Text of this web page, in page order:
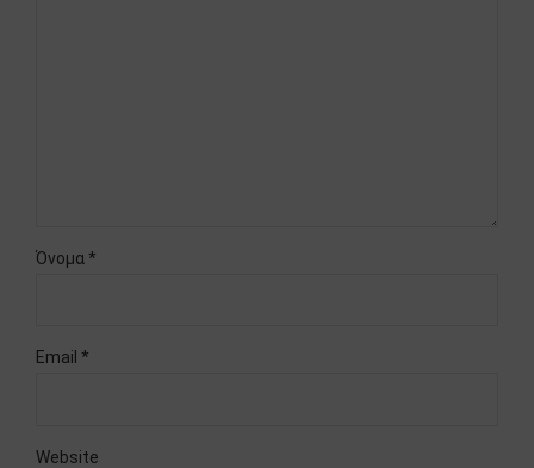
Όνομα *
Email *
Website